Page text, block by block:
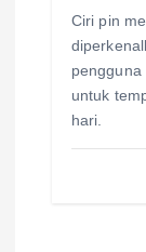
Ciri pin
untuk
hari.